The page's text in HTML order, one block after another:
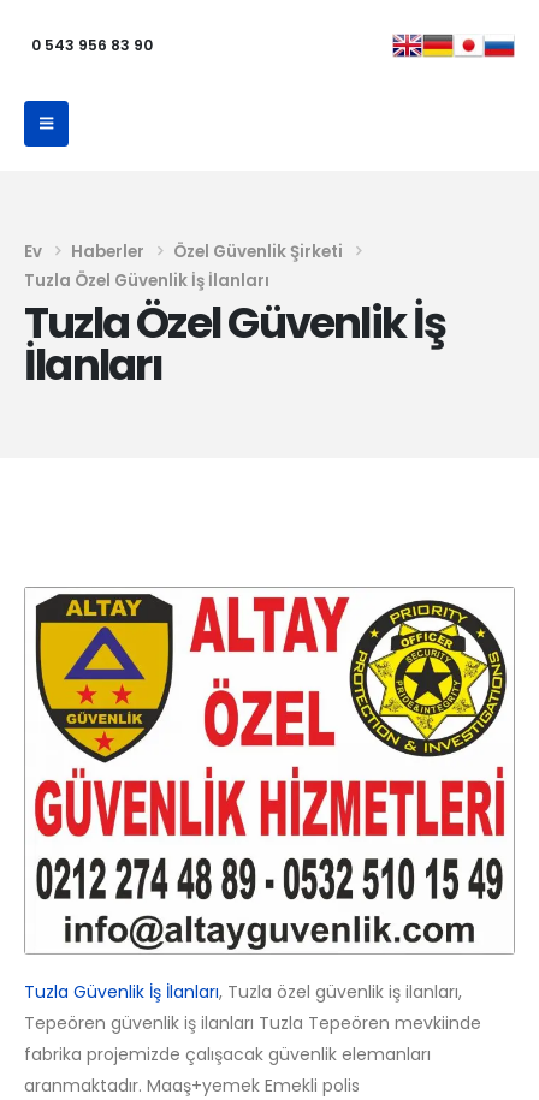
0 543 956 83 90
Ev Haberler
Özel Güvenlik Şirketi
Tuzla Özel Güvenlik İş İlanları
Tuzla Özel Güvenlik İş
İlanları
Tuzla Güvenlik İş İlanları, Tuzla özel güvenlik iş ilanları,
Tepeören güvenlik iş ilanları Tuzla Tepeören mevkiinde
fabrika projemizde çalışacak güvenlik elemanları
aranmaktadır. Maaş+yemek Emekli polis